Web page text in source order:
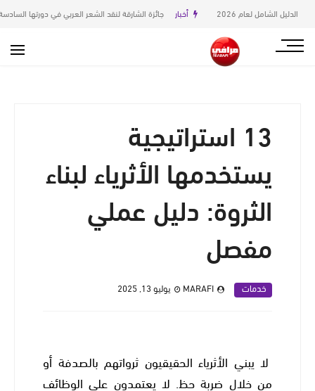
أخبار جائزة الشارقة لنقد الشعر العربي في دورتها السادسة قصة
13 استراتيجية
يستخدمها الأثرياء لبناء
الثروة: دليل عملي
مفصل
خدمات MARAFI يوليو 13, 2025
لا يبني الأثرياء الحقيقيون ثرواتهم بالصدفة أو
من خلال ضربة حظ. لا يعتمدون على الوظائف